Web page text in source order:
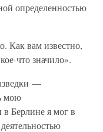
определенностью
Как вам известно,
что значило».
—
мою
в Берлине я мог в